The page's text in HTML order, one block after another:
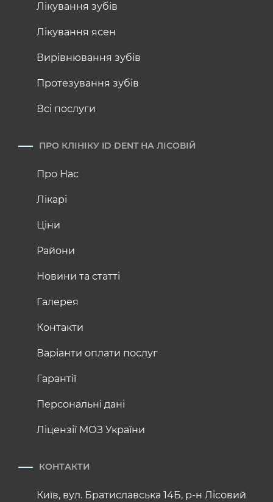
Лікування зубів
Лікування ясен
Вирівнювання зубів
Протезування зубів
Всі послуги
ПРО КЛІНІКУ ID DENT НА ЛІСОВІЙ
Про Нас
Лікарі
Ціни
Райони
Новини та статті
Галерея
Контакти
Варіанти оплати послуг
Гарантії
Персональні дані
Ліцензії МОЗ України
КОНТАКТИ
Київ, вул. Братиславська 14Б, р-н Лісовий